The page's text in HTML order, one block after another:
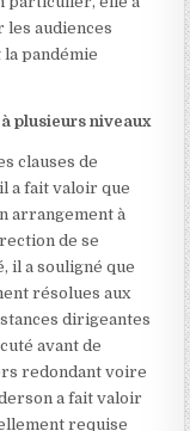
les audiences
pandémie
plusieurs niveaux
clauses de
a fait valoir que
arrangement à
de se
il a souligné que
résolues aux
dirigeantes
avant de
redondant voire
a fait valoir
requise